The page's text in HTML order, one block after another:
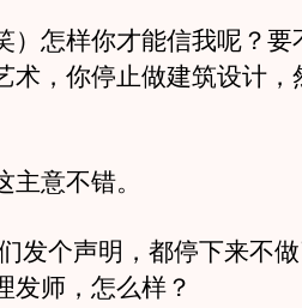
怎样你才能信我呢？要
术，你停止做建筑设计，
意不错。
个声明，都停下来不做
发师，怎么样？